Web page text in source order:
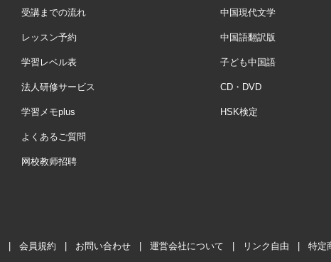
受講までの流れ
レッスン予約
学習レベル表
法人研修サービス
学習メモplus
よくあるご質問
网校教师招聘
中国現代文学
中国語翻訳版
子ども中国語
CD・DVD
HSK検定
会員規約 お問い合わせ 運営会社について リンク自由 特定